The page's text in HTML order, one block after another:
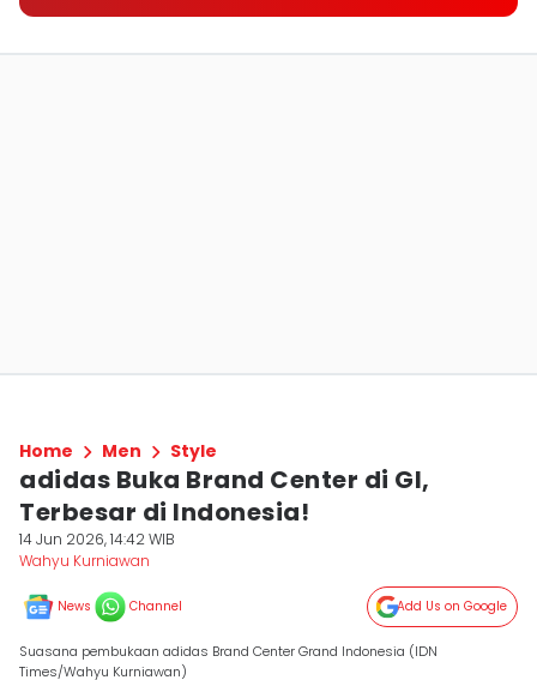
Home Men Style
adidas Buka Brand Center di GI,
Terbesar di Indonesia!
14 Jun 2026, 14:42 WIB
Wahyu Kurniawan
News Channel Add Us on Google
Suasana pembukaan adidas Brand Center Grand Indonesia (IDN
Times/Wahyu Kurniawan)